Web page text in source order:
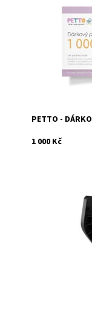
Dostupnost:
Značka:
PETTO -
1 000 Kč